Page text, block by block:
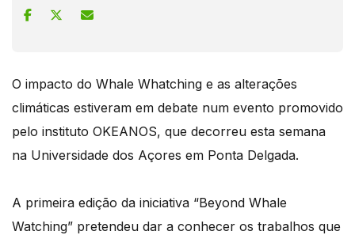
O impacto do Whale Whatching e as alterações
climáticas estiveram em debate num evento promovido
pelo instituto OKEANOS, que decorreu esta semana
na Universidade dos Açores em Ponta Delgada.
A primeira edição da iniciativa “Beyond Whale
Watching” pretendeu dar a conhecer os trabalhos que